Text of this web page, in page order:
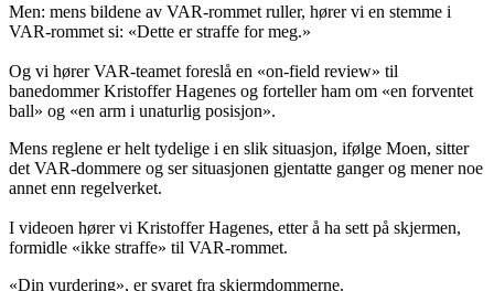
Men: mens bildene av VAR-rommet ruller, hører vi en stemme i
VAR-rommet si: «Dette er straffe for meg.»
Og vi hører VAR-teamet foreslå en «on-field review» til
banedommer Kristoffer Hagenes og forteller ham om «en forventet
ball» og «en arm i unaturlig posisjon».
Mens reglene er helt tydelige i en slik situasjon, ifølge Moen, sitter
det VAR-dommere og ser situasjonen gjentatte ganger og mener noe
annet enn regelverket.
I videoen hører vi Kristoffer Hagenes, etter å ha sett på skjermen,
formidle «ikke straffe» til VAR-rommet.
«Din vurdering», er svaret fra skjermdommerne.